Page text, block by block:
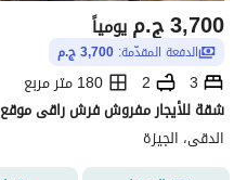
ج.م3,700 يومياً
الدفعة المقدّمة: 3,700 ج.م
3
2
180 متر مربع
شقة للأيجار مفروش فرش راقى موقع
الدقى، الجيزة